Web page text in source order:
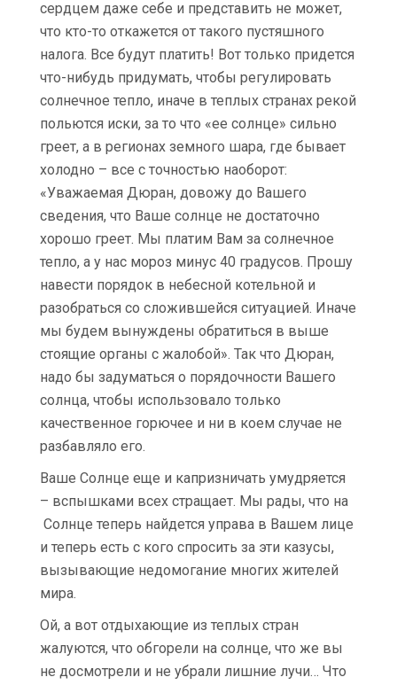
сердцем даже себе и представить не может,
что кто-то откажется от такого пустяшного
налога. Все будут платить! Вот только придется
что-нибудь придумать, чтобы регулировать
солнечное тепло, иначе в теплых странах рекой
польются иски, за то что «ее солнце» сильно
греет, а в регионах земного шара, где бывает
холодно – все с точностью наоборот:
«Уважаемая Дюран, довожу до Вашего
сведения, что Ваше солнце не достаточно
хорошо греет. Мы платим Вам за солнечное
тепло, а у нас мороз минус 40 градусов. Прошу
навести порядок в небесной котельной и
разобраться со сложившейся ситуацией. Иначе
мы будем вынуждены обратиться в выше
стоящие органы с жалобой». Так что Дюран,
надо бы задуматься о порядочности Вашего
солнца, чтобы использовало только
качественное горючее и ни в коем случае не
разбавляло его.
Ваше Солнце еще и капризничать умудряется
– вспышками всех стращает. Мы рады, что на
Солнце теперь найдется управа в Вашем лице
и теперь есть с кого спросить за эти казусы,
вызывающие недомогание многих жителей
мира.
Ой, а вот отдыхающие из теплых стран
жалуются, что обгорели на солнце, что же вы
не досмотрели и не убрали лишние лучи… Что